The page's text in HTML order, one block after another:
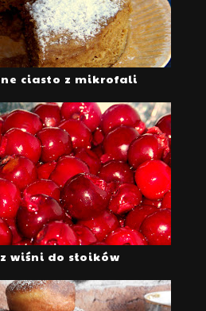
ciasto z mikrofali
wiśni do słoików